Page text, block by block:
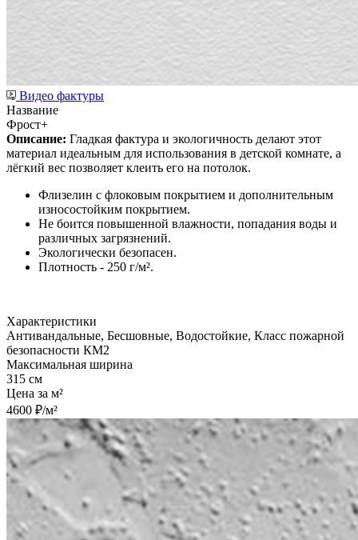
Видео фактуры
Название
Фрост+
Описание: Гладкая фактура и экологичность делают этот
материал идеальным для использования в детской комнате, а
лёгкий вес позволяет клеить его на потолок.
Флизелин с флоковым покрытием и дополнительным
износостойким покрытием.
Не боится повышенной влажности, попадания воды и
различных загрязнений.
Экологически безопасен.
Плотность - 250 г/м².
Характеристики
Антивандальные, Бесшовные, Водостойкие, Класс пожарной
безопасности КМ2
Максимальная ширина
315 см
Цена за м²
4600 ₽/м²